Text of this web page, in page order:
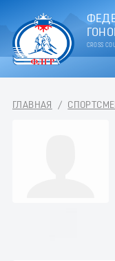
CROSS
ГЛАВНАЯ /